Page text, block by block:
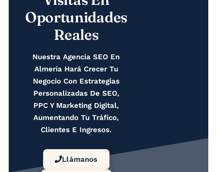
Oportunidades
Reales
Nuestra Agencia SEO En
Almería Hará Crecer Tu
Negocio Con Estrategias
Personalizadas De SEO,
PPC Y Marketing Digital,
Aumentando Tu Tráfico,
Clientes E Ingresos.
Llámanos